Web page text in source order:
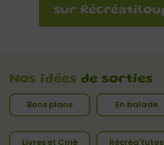
Nos idées de sorties
Bons plans En balade
Livres et Ciné Récréa'tutos